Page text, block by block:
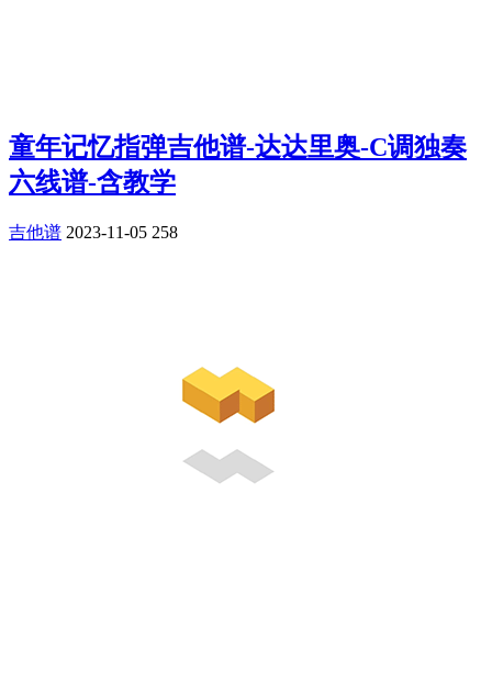
童年记忆指弹吉他谱-达达里奥-C调独奏
六线谱-含教学
吉他谱 2023-11-05 258